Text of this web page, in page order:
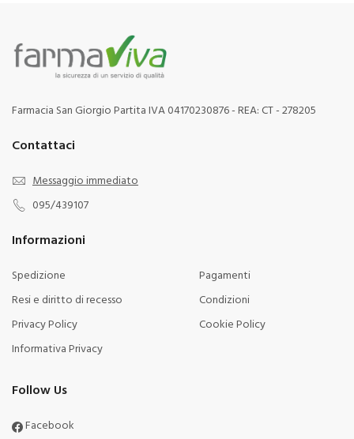
Farmacia San Giorgio Partita IVA 04170230876 - REA: CT - 278205
Contattaci
Messaggio immediato
095/439107
Informazioni
Spedizione
Pagamenti
Resi e diritto di recesso
Condizioni
Privacy Policy
Cookie Policy
Informativa Privacy
Follow Us
Facebook